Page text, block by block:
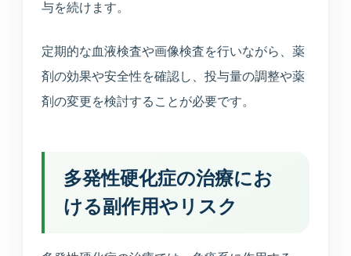
与を続けます。
定期的な血液検査や画像検査を行いながら、薬
剤の効果や安全性を確認し、投与量の調整や薬
剤の変更を検討することが必要です。
多発性硬化症の治療にお
ける副作用やリスク